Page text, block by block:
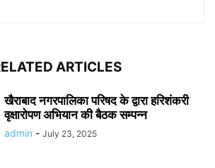
ARTICLES
खैराबाद नगरपालिका परिषद के द्वारा हरिशंकरी
वृक्षारोपण अभियान की बैठक सम्पन्न
admin - July 23, 2025